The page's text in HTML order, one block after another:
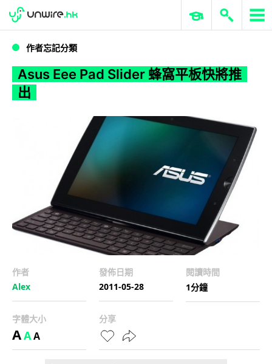
Asus Eee Pad Slider 蜂窩平板快將推出
WWDC 2026 ERP 與商業 AI
作者忘記分類
Asus Eee Pad Slider 蜂窩平板快將推
出
作者
Alex
發佈日期
2011-05-28
閱讀時間
1分鐘
字體大小
AAA
分享